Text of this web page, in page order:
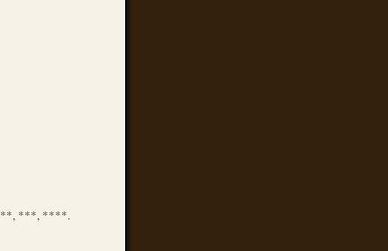
*, **, ***, ****.